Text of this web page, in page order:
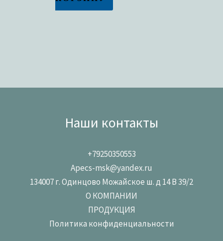
Наши контакты
+79250350553
Apecs-msk@yandex.ru
134007 г. Одинцово Можайское ш. д 14 В 39/2
О КОМПАНИИ
ПРОДУКЦИЯ
Политика конфиденциальности